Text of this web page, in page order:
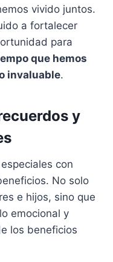
vivido juntos.
a fortalecer
para
que hemos
invaluable.
y
con
No solo
e hijos, sino que
emocional y
los beneficios